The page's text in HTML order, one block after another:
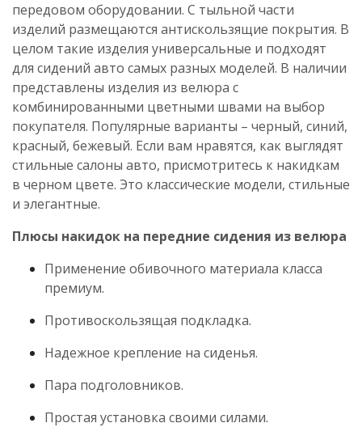
передовом оборудовании. С тыльной части
изделий размещаются антискользящие покрытия. В
целом такие изделия универсальные и подходят
для сидений авто самых разных моделей. В наличии
представлены изделия из велюра с
комбинированными цветными швами на выбор
покупателя. Популярные варианты – черный, синий,
красный, бежевый. Если вам нравятся, как выглядят
стильные салоны авто, присмотритесь к накидкам
в черном цвете. Это классические модели, стильные
и элегантные.
Плюсы накидок на передние сидения из велюра
Применение обивочного материала класса
премиум.
Противоскользящая подкладка.
Надежное крепление на сиденья.
Пара подголовников.
Простая установка своими силами.